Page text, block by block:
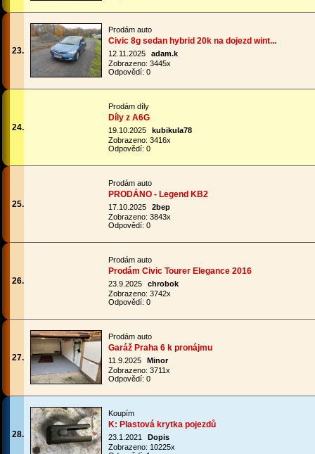
23.
Prodám auto
Civic 8g sedan hybrid 20k na dojezd wint...
12.11.2025
adam.k
Zobrazeno: 3445x
Odpovědí: 0
24.
Prodám díly
Díly z A6G
19.10.2025
kubikula78
Zobrazeno: 3416x
Odpovědí: 0
25.
Prodám auto
PRODÁNO - Legend KB2
17.10.2025
2bep
Zobrazeno: 3843x
Odpovědí: 0
26.
Prodám auto
Prodám Civic Tourer Elegance 2016
23.9.2025
chrobok
Zobrazeno: 3742x
Odpovědí: 0
27.
Prodám auto
Garáž Praha 6 k pronájmu
11.9.2025
Minor
Zobrazeno: 3711x
Odpovědí: 0
28.
Koupím
K: Plastová krytka pojezdů
23.1.2021
Dopis
Zobrazeno: 10225x